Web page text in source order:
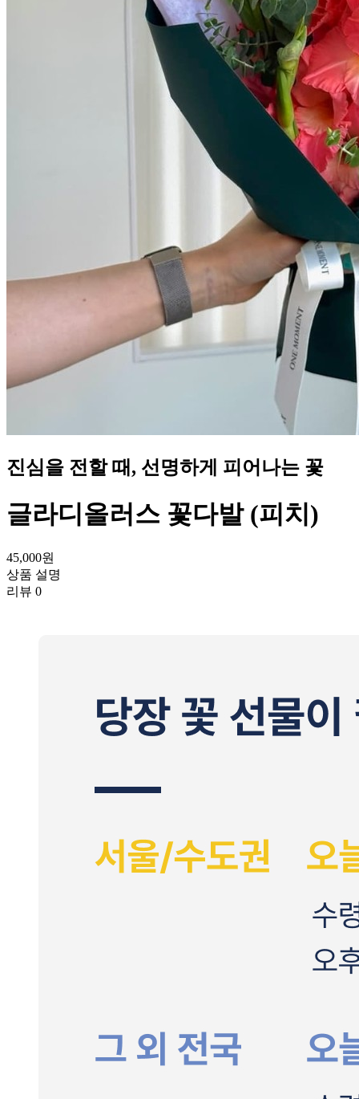
진심을 전할 때, 선명하게 피어나는 꽃
글라디올러스 꽃다발 (피치)
45,000원
상품 설명
리뷰 0